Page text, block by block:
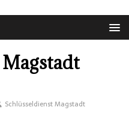
Schlüsseldienst Magstadt